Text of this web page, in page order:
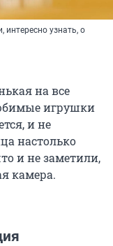
узнать, о
на все
игрушки
и не
настолько
и не заметили,
камера.